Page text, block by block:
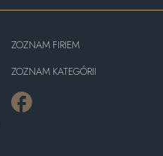
ZOZNAM FIRIEM
ZOZNAM KATEGÓRII